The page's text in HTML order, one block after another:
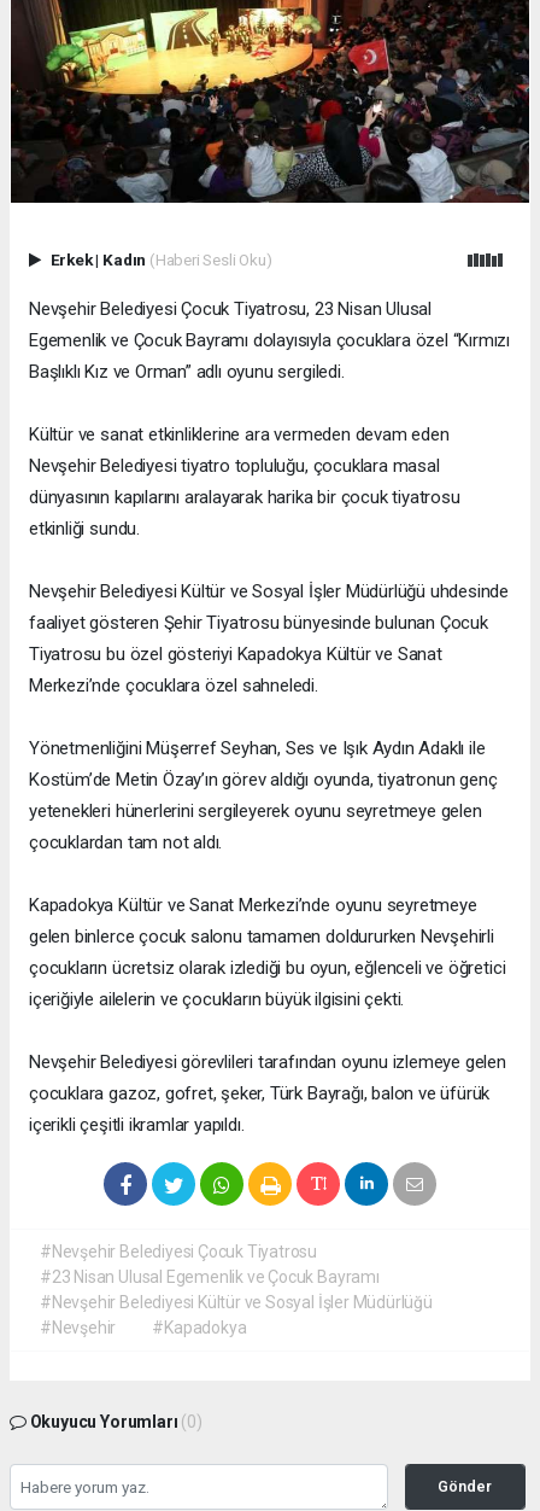
Erkek| Kadın (Haberi Sesli Oku)
Nevşehir Belediyesi Çocuk Tiyatrosu, 23 Nisan Ulusal
Egemenlik ve Çocuk Bayramı dolayısıyla çocuklara özel “Kırmızı
Başlıklı Kız ve Orman” adlı oyunu sergiledi.
Kültür ve sanat etkinliklerine ara vermeden devam eden
Nevşehir Belediyesi tiyatro topluluğu, çocuklara masal
dünyasının kapılarını aralayarak harika bir çocuk tiyatrosu
etkinliği sundu.
Nevşehir Belediyesi Kültür ve Sosyal İşler Müdürlüğü uhdesinde
faaliyet gösteren Şehir Tiyatrosu bünyesinde bulunan Çocuk
Tiyatrosu bu özel gösteriyi Kapadokya Kültür ve Sanat
Merkezi’nde çocuklara özel sahneledi.
Yönetmenliğini Müşerref Seyhan, Ses ve Işık Aydın Adaklı ile
Kostüm’de Metin Özay’ın görev aldığı oyunda, tiyatronun genç
yetenekleri hünerlerini sergileyerek oyunu seyretmeye gelen
çocuklardan tam not aldı.
Kapadokya Kültür ve Sanat Merkezi’nde oyunu seyretmeye
gelen binlerce çocuk salonu tamamen doldururken Nevşehirli
çocukların ücretsiz olarak izlediği bu oyun, eğlenceli ve öğretici
içeriğiyle ailelerin ve çocukların büyük ilgisini çekti.
Nevşehir Belediyesi görevlileri tarafından oyunu izlemeye gelen
çocuklara gazoz, gofret, şeker, Türk Bayrağı, balon ve üfürük
içerikli çeşitli ikramlar yapıldı.
#Nevşehir Belediyesi Çocuk Tiyatrosu
#23 Nisan Ulusal Egemenlik ve Çocuk Bayramı
#Nevşehir Belediyesi Kültür ve Sosyal İşler Müdürlüğü
#Nevşehir
#Kapadokya
Okuyucu Yorumları (0)
Gönder